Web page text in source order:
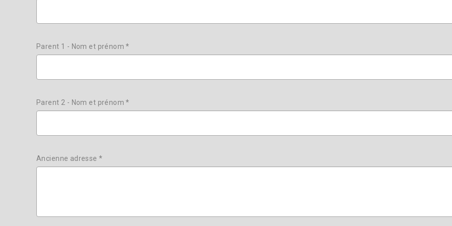
Parent 1 - Nom et prénom *
Parent 2 - Nom et prénom *
Ancienne adresse *